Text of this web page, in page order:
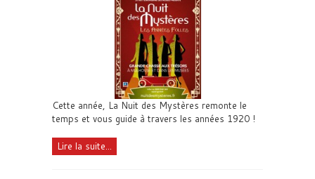
Cette année, La Nuit des Mystères remonte le
temps et vous guide à travers les années 1920 !
Lire la suite...